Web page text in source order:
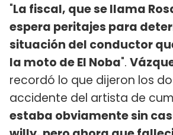
"La fiscal, que se llama
espera peritajes para
situación del conductor
la moto de El Noba".
recordó lo que dijeron los
accidente del artista de
estaba obviamente sin